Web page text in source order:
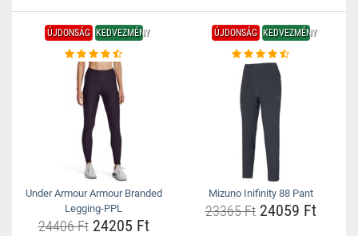
ÚJDONSÁG KEDVEZMÉNY
Under Armour Armour Branded
Legging-PPL
24406 Ft24205 Ft
ÚJDONSÁG KEDVEZMÉNY
Mizuno Inifinity 88 Pant
23365 Ft24059 Ft